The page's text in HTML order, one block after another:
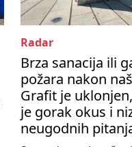
Radar
Brza sanacija ili
požara nakon
Grafit je
je gorak okus i
neugodnih